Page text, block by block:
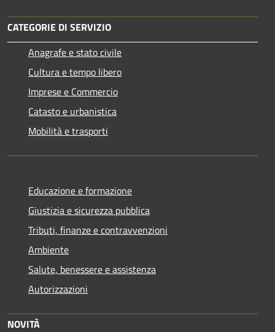
CATEGORIE DI SERVIZIO
Anagrafe e stato civile
Cultura e tempo libero
Imprese e Commercio
Catasto e urbanistica
Mobilità e trasporti
Educazione e formazione
Giustizia e sicurezza pubblica
Tributi, finanze e contravvenzioni
Ambiente
Salute, benessere e assistenza
Autorizzazioni
NOVITÀ